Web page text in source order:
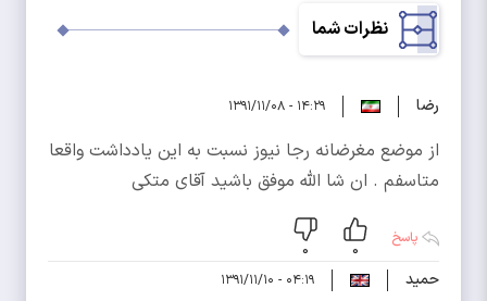
نظرات شما
رضا ۱۴:۲۹ - ۱۳۹۱/۱۱/۰۸
از موضع مغرضانه رجا نیوز نسبت به این یادداشت واقعا
متاسفم . ان شا الله موفق باشید آقای متکی
پاسخ
0
0
حمید ۰۴:۱۹ - ۱۳۹۱/۱۱/۱۰